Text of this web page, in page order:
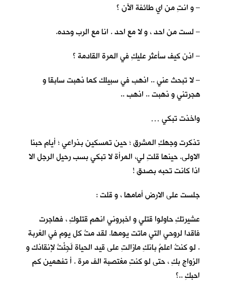
– و انتِ من اي طائفة الآن ؟
– لست من احد ، و لا مع احد . انا مع الرب وحده.
– اذن كيف سأعثر عليكِ في المرة القادمة ؟
– لا تبحث عني .. اذهب في سبيلك كما ذهبت سابقا و
هجرتني و ذهبت .. اذهب ..
واخذت تبكي …
تذكرت وجهكِ المشرق ؛ حين تمسكين بذراعي ؛ أيام حبنا
الاولى. حينها قلتِ لي، المرأة لا تبكي بسب رحيل الرجل الا
اذا كانت تحبه بصدق !
جلست على الارض أمامها ، و قلت :
عشيرتكِ حاولوا قتلي و اخبروني انهم قتلوكِ ، فهاجرت
فاقدا لروحي التي ماتت يومها. لقد متُ كل يوم في الغربة
. لو كنتُ اعلمُ بانكِ مازالتِ على قيد الحياة لَجِئْتُ لإنقاذك و
الزواج بكِ ، حتى لو كنتِ مغتصبة الف مرة . أ تفهمين كم
احبكِ ..؟